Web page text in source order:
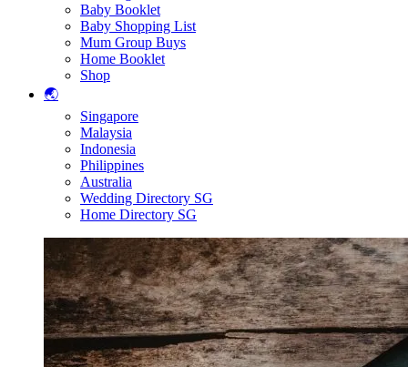
Baby Booklet
Baby Shopping List
Mum Group Buys
Home Booklet
Shop
🌏
Singapore
Malaysia
Indonesia
Philippines
Australia
Wedding Directory SG
Home Directory SG